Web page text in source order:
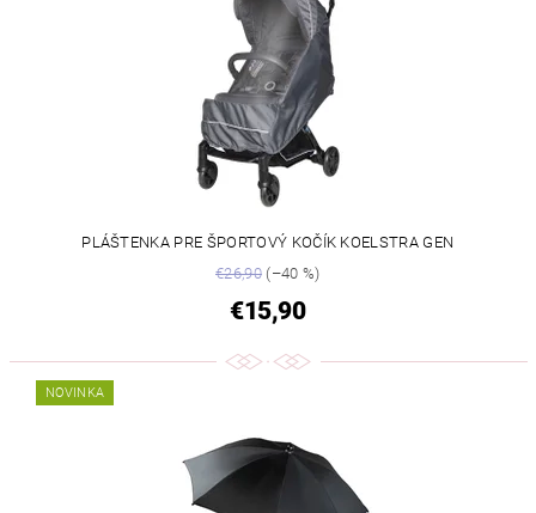
PLÁŠTENKA PRE ŠPORTOVÝ KOČÍK KOELSTRA GEN
€26,90(–40 %)
€15,90
NOVINKA